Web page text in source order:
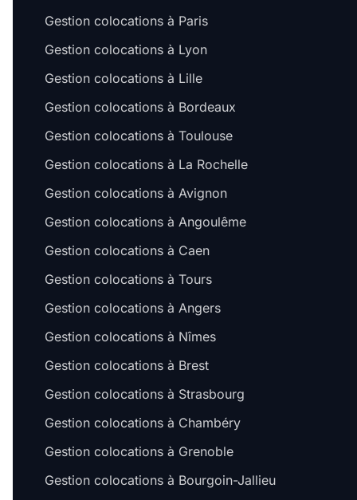
Gestion colocations à Paris
Gestion colocations à Lyon
Gestion colocations à Lille
Gestion colocations à Bordeaux
Gestion colocations à Toulouse
Gestion colocations à La Rochelle
Gestion colocations à Avignon
Gestion colocations à Angoulême
Gestion colocations à Caen
Gestion colocations à Tours
Gestion colocations à Angers
Gestion colocations à Nîmes
Gestion colocations à Brest
Gestion colocations à Strasbourg
Gestion colocations à Chambéry
Gestion colocations à Grenoble
Gestion colocations à Bourgoin-Jallieu